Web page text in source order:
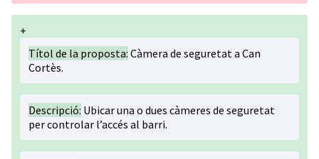
+
Títol de la proposta: Càmera de seguretat a Can
Cortès.
Descripció: Ubicar una o dues càmeres de seguretat
per controlar l’accés al barri.